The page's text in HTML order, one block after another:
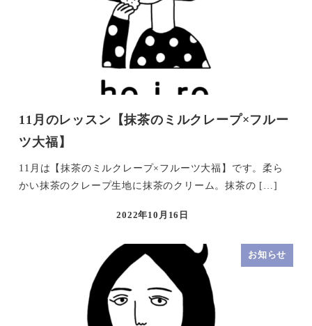
11月のレッスン【抹茶のミルクレープ×フルー
ツ大福】
11月は【抹茶のミルクレープ×フルーツ大福】です。柔ら
かい抹茶のクレープ生地に抹茶のクリーム。抹茶の […]
2022年10月16日
お知らせ